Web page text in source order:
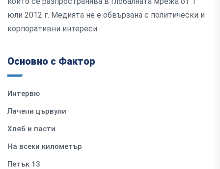
юли 2012 г. Медията не е обвързана с политически и
корпоративни интереси.
Основно с Фактор
Интервю
Лачени цървули
Хляб и пасти
На всеки километър
Петък 13